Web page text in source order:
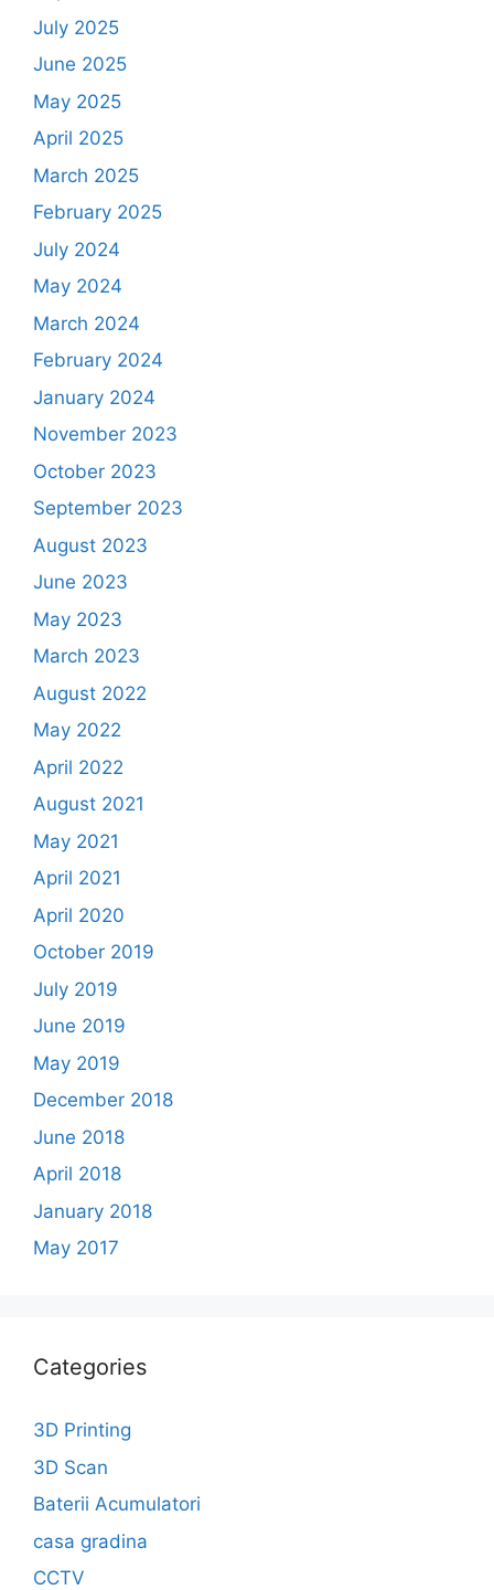
July 2025
June 2025
May 2025
April 2025
March 2025
February 2025
July 2024
May 2024
March 2024
February 2024
January 2024
November 2023
October 2023
September 2023
August 2023
June 2023
May 2023
March 2023
August 2022
May 2022
April 2022
August 2021
May 2021
April 2021
April 2020
October 2019
July 2019
June 2019
May 2019
December 2018
June 2018
April 2018
January 2018
May 2017
Categories
3D Printing
3D Scan
Baterii Acumulatori
casa gradina
CCTV